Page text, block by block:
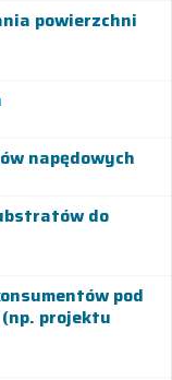
powierzchni
napędowych
do
pod
projektu